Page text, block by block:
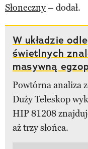
Słoneczny– dodał.
W układzie
świetlnych
masywną
Powtórna analiza
Duży Teleskop
HIP 81208
aż trzy słońca.